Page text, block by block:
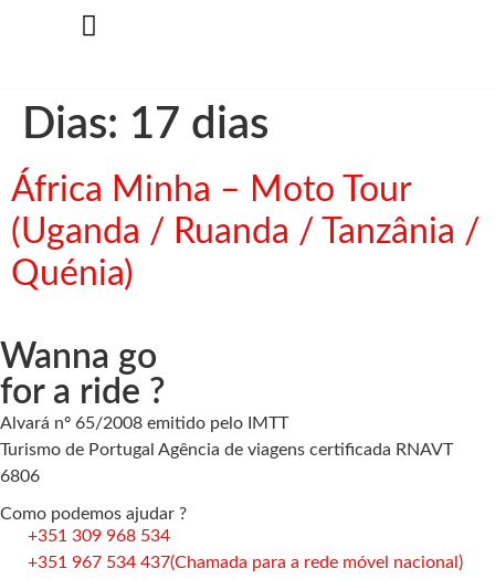
Dias: 17 dias
África Minha – Moto Tour
(Uganda / Ruanda / Tanzânia /
Quénia)
Wanna go
for a ride ?
Alvará nº 65/2008 emitido pelo IMTT
Turismo de Portugal Agência de viagens certificada RNAVT
6806
Como podemos ajudar ?
+351 309 968 534
+351 967 534 437(Chamada para a rede móvel nacional)